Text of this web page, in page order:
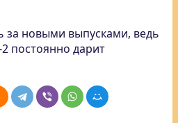
за новыми выпусками, ведь
постоянно дарит